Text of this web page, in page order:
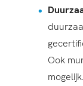
Ook